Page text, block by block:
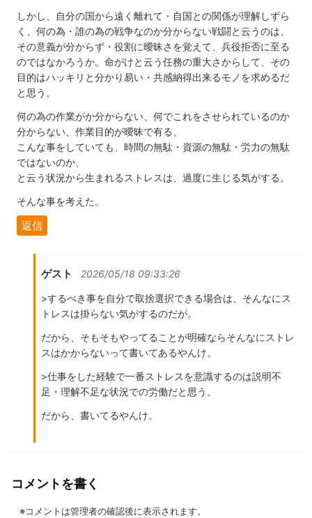
しかし、自分の国から遠く離れて・自国との関係が理解しずら
く、何の為・誰の為の戦争なのか分からない戦闘と云うのは、
その意義が分からず・役割に曖昧さを覚えて、兵役拒否に至る
のではなかろうか。命がけと云う任務の重大さからして、その
目的はハッキリと分かり易い・共感納得出来るモノを求めるだ
と思う。
何の為の作業がか分からない、何でこれをさせられているのか
分からない、作業目的が曖昧で有る、
こんな事をしていても、時間の無駄・資源の無駄・労力の無駄
ではないのか、
と云う状況から生まれるストレスは、過度に生じる気がする。
そんな事を考えた。
返信
ゲスト 2026/05/18 09:33:26
>するべき事を自分で取捨選択できる場合は、そんなにス
トレスは掛らない気がするのだが。
だから、そもそもやってることが明確ならそんなにストレ
スはかからないって書いてあるやんけ。
>仕事をした経験で一番ストレスを意識するのは説明不
足・理解不足な状況での労働だと思う。
だから、書いてるやんけ。
コメントを書く
※コメントは管理者の確認後に表示されます。